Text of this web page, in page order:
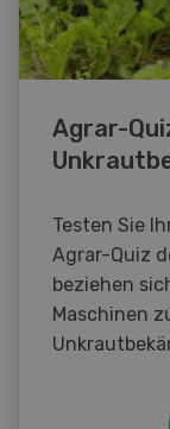
Agrar-
Testen Sie
Agrar-Quiz
beziehen
Maschinen